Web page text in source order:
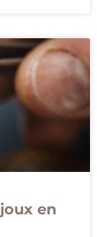
en